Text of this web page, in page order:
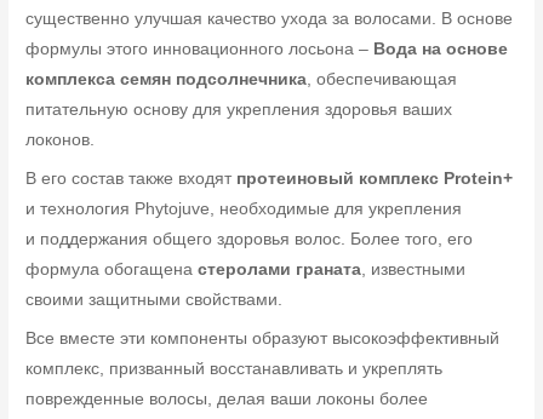
существенно улучшая качество ухода за волосами. В основе
формулы этого инновационного лосьона – Вода на основе
комплекса семян подсолнечника, обеспечивающая
питательную основу для укрепления здоровья ваших
локонов.
В его состав также входят протеиновый комплекс Protein+
и технология Phytojuve, необходимые для укрепления
и поддержания общего здоровья волос. Более того, его
формула обогащенастеролами граната, известными
своими защитными свойствами.
Все вместе эти компоненты образуют высокоэффективный
комплекс, призванный восстанавливать и укреплять
поврежденные волосы, делая ваши локоны более